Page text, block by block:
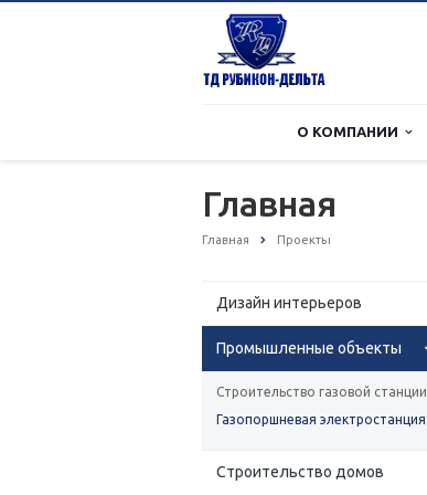
О КОМПАНИИ
Главная
Главная Проекты
Дизайн интерьеров
Промышленные объекты
Строительство газовой станции
Газопоршневая электростанция
Строительство домов